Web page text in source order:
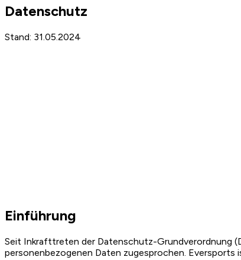
Datenschutz
Stand: 31.05.2024
Einführung
Seit Inkrafttreten der Datenschutz-Grundverordnung
personenbezogenen Daten zugesprochen.